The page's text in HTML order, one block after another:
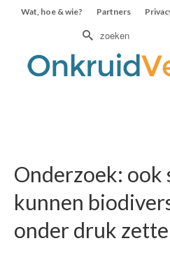
Wat, hoe & wie? Partners
Zoek
Onderzoek: ook
kunnen
onder druk